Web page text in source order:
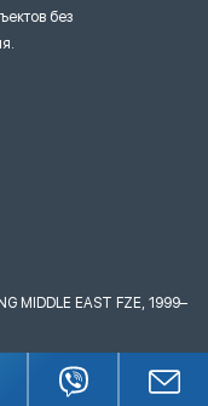
без
MIDDLE EAST FZE, 1999–